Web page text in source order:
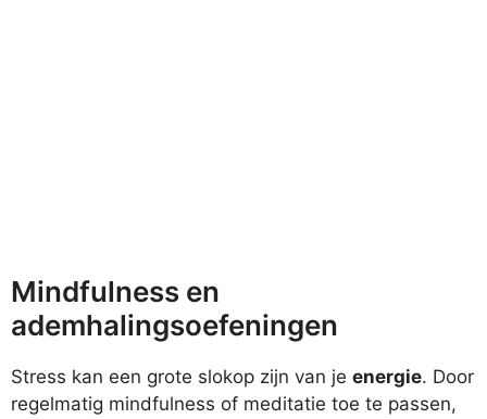
Mindfulness en
ademhalingsoefeningen
Stress kan een grote slokop zijn van je energie. Door
regelmatig mindfulness of meditatie toe te passen,